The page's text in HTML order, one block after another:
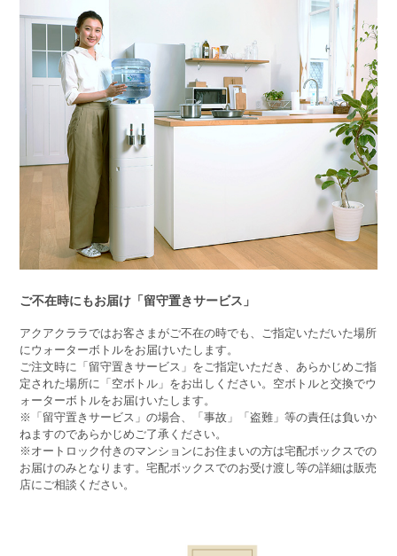
ご不在時にもお届け「留守置きサービス」
アクアクララではお客さまがご不在の時でも、ご指定いただいた場所
にウォーターボトルをお届けいたします。
ご注文時に「留守置きサービス」をご指定いただき、あらかじめご指
定された場所に「空ボトル」をお出しください。空ボトルと交換でウ
ォーターボトルをお届けいたします。
※「留守置きサービス」の場合、「事故」「盗難」等の責任は負いか
ねますのであらかじめご了承ください。
※オートロック付きのマンションにお住まいの方は宅配ボックスでの
お届けのみとなります。宅配ボックスでのお受け渡し等の詳細は販売
店にご相談ください。